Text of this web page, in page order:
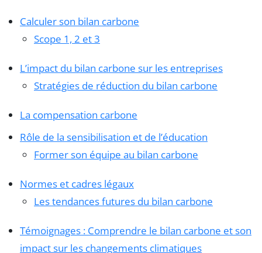
Calculer son bilan carbone
Scope 1, 2 et 3
L’impact du bilan carbone sur les entreprises
Stratégies de réduction du bilan carbone
La compensation carbone
Rôle de la sensibilisation et de l’éducation
Former son équipe au bilan carbone
Normes et cadres légaux
Les tendances futures du bilan carbone
Témoignages : Comprendre le bilan carbone et son
impact sur les changements climatiques